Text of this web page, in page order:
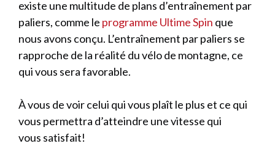
existe une multitude de plans d’entraînement par
paliers, comme le programme Ultime Spin que
nous avons conçu. L’entraînement par paliers se
rapproche de la réalité du vélo de montagne, ce
qui vous sera favorable.
À vous de voir celui qui vous plaît le plus et ce qui
vous permettra d’atteindre une vitesse qui
vous satisfait!